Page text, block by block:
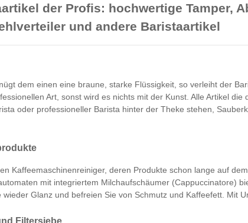
der Profis: hochwertige Tamper,
und andere Baristaartikel
dem einen eine braune, starke Flüssigkeit, so verleiht der
Art, sonst wird es nichts mit der Kunst. Alle Artikel
oder professioneller Barista hinter der Theke stehen,
Kaffeemaschinenreiniger, deren Produkte schon lange auf
mit integriertem Milchaufschäumer (Cappuccinatore)
Glanz und befreien Sie von Schmutz und Kaffeefett. Mit
Filtersiebe